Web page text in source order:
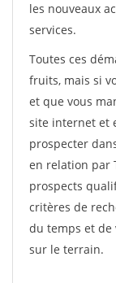
les nouveaux
services.
Toutes ces
fruits, mais si
et que vous
site internet et
prospecter
en relation par
prospects
critères de
du temps et de
sur le terrain.